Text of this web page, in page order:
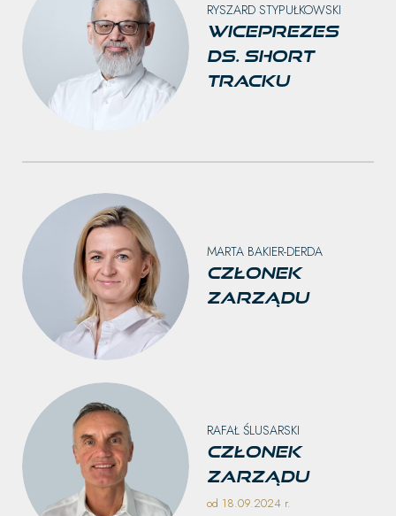
RYSZARD STYPUŁKOWSKI
Wiceprezes
ds. short
tracku
MARTA BAKIER-DERDA
Członek
Zarządu
RAFAŁ ŚLUSARSKI
Członek
Zarządu
od 18.09.2024 r.